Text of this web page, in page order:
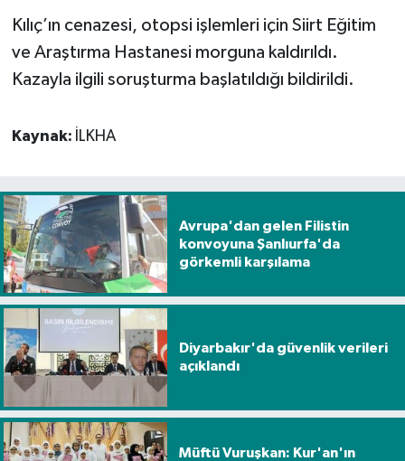
Kılıç’ın cenazesi, otopsi işlemleri için Siirt Eğitim
ve Araştırma Hastanesi morguna kaldırıldı.
Kazayla ilgili soruşturma başlatıldığı bildirildi.
Kaynak: İLKHA
Avrupa'dan gelen Filistin
konvoyuna Şanlıurfa'da
görkemli karşılama
Diyarbakır'da güvenlik verileri
açıklandı
Müftü Vuruşkan: Kur'an'ın